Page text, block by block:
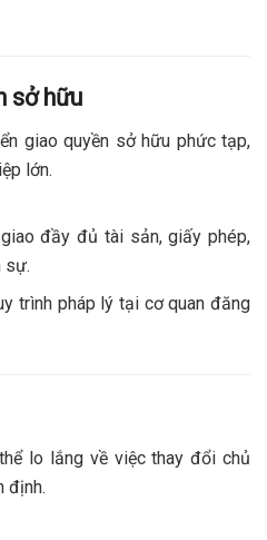
sở hữu
giao quyền sở hữu phức tạp,
lớn.
đầy đủ tài sản, giấy phép,
sự.
trình pháp lý tại cơ quan đăng
lo lắng về việc thay đổi chủ
định.